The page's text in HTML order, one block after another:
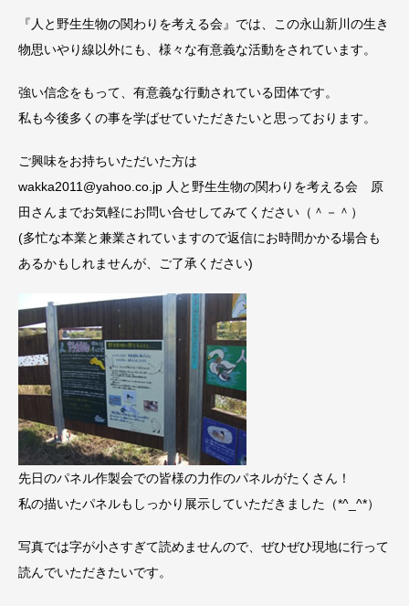
『人と野生生物の関わりを考える会』では、この永山新川の生き
物思いやり線以外にも、様々な有意義な活動をされています。
強い信念をもって、有意義な行動されている団体です。
私も今後多くの事を学ばせていただきたいと思っております。
ご興味をお持ちいただいた方は
wakka2011@yahoo.co.jp 人と野生生物の関わりを考える会 原
田さんまでお気軽にお問い合せしてみてください（＾－＾）
(多忙な本業と兼業されていますので返信にお時間かかる場合も
あるかもしれませんが、ご了承ください)
先日のパネル作製会での皆様の力作のパネルがたくさん！
私の描いたパネルもしっかり展示していただきました（*^_^*）
写真では字が小さすぎて読めませんので、ぜひぜひ現地に行って
読んでいただきたいです。